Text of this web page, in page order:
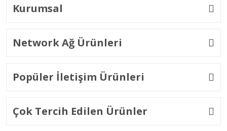
Kurumsal
Network Ağ Ürünleri
Popüler İletişim Ürünleri
Çok Tercih Edilen Ürünler